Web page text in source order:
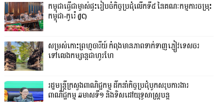
កម្ពុជាធ្វើជាម្ចាស់ផ្ទះរៀបចំកិច្ចប្រជុំលើកទី៥ នៃគណៈកម្មការចម្រុះ
កម្ពុជា-កូរ៉េ (JC)
សម្រស់កោះព្រហ្មចារីយ៍ កំពុងមានភាពទាក់ទាញភ្ញៀវទេសចរ
ទៅលេងកម្សាន្តជាហូរហែ
រដ្ឋមន្ត្រីក្រសួងពាណិជ្ជកម្ម ដឹកនាំកិច្ចប្រជុំបូកសរុបការងារ
ពាណិជ្ជកម្ម ឆមាសទី១ និងទិសដៅយុទ្ធសាស្រ្តបន្ត